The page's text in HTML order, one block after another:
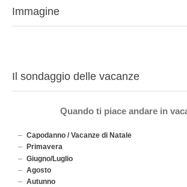
Immagine
Il sondaggio delle vacanze
Quando ti piace andare in
Capodanno / Vacanze di Natale
Primavera
Giugno/Luglio
Agosto
Autunno